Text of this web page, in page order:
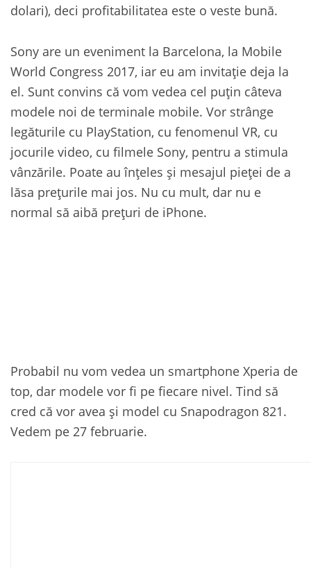
dolari), deci profitabilitatea este o veste bună.
Sony are un eveniment la Barcelona, la Mobile
World Congress 2017, iar eu am invitație deja la
el. Sunt convins că vom vedea cel puțin câteva
modele noi de terminale mobile. Vor strânge
legăturile cu PlayStation, cu fenomenul VR, cu
jocurile video, cu filmele Sony, pentru a stimula
vânzările. Poate au înțeles și mesajul pieței de a
lăsa prețurile mai jos. Nu cu mult, dar nu e
normal să aibă prețuri de iPhone.
Probabil nu vom vedea un smartphone Xperia de
top, dar modele vor fi pe fiecare nivel. Tind să
cred că vor avea și model cu Snapodragon 821.
Vedem pe 27 februarie.